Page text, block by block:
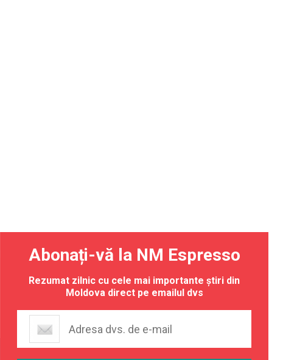
Abonați-vă la NM Espresso
Rezumat zilnic cu cele mai importante știri din
Moldova direct pe emailul dvs